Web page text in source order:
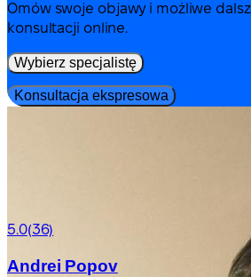
Omów swoje objawy i możliwe
konsultacji online.
Wybierz specjalistę
Konsultacja ekspresowa
5.0(36)
Andrei Popov